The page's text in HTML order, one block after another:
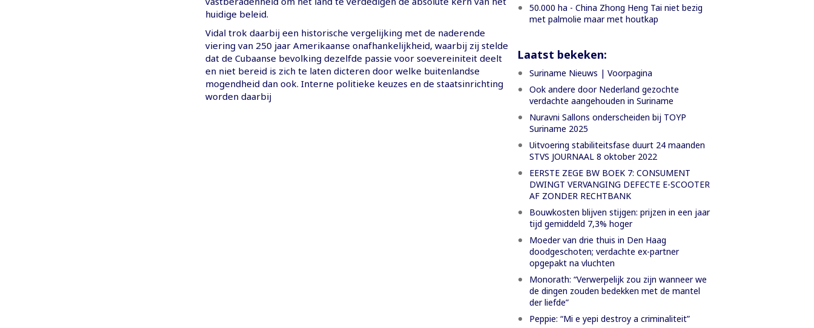
huidige beleid.
Vidal trok daarbij een historische vergelijking met de naderende
viering van 250 jaar Amerikaanse onafhankelijkheid, waarbij zij stelde
dat de Cubaanse bevolking dezelfde passie voor soevereiniteit deelt
en niet bereid is zich te laten dicteren door welke buitenlandse
mogendheid dan ook. Interne politieke keuzes en de staatsinrichting
worden daarbij
50.000 ha - China Zhong Heng Tai niet bezig
met palmolie maar met houtkap
Laatst bekeken:
Suriname Nieuws | Voorpagina
Ook andere door Nederland gezochte
verdachte aangehouden in Suriname
Nuravni Sallons onderscheiden bij TOYP
Suriname 2025
Uitvoering stabiliteitsfase duurt 24 maanden
STVS JOURNAAL 8 oktober 2022
EERSTE ZEGE BW BOEK 7: CONSUMENT
DWINGT VERVANGING DEFECTE E-SCOOTER
AF ZONDER RECHTBANK
Bouwkosten blijven stijgen: prijzen in een jaar
tijd gemiddeld 7,3% hoger
Moeder van drie thuis in Den Haag
doodgeschoten; verdachte ex-partner
opgepakt na vluchten
Monorath: “Verwerpelijk zou zijn wanneer we
de dingen zouden bedekken met de mantel
der liefde”
Peppie: “Mi e yepi destroy a criminaliteit”